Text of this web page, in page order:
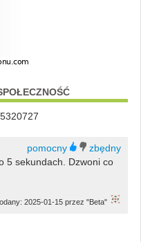
5 sekundach. Dzwoni co
2025-01-15 przez "Beta"